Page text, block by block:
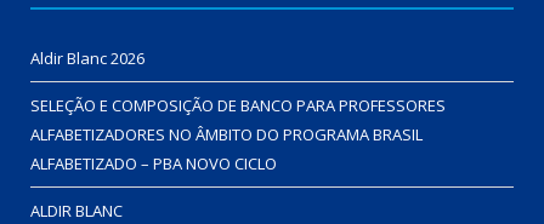
Aldir Blanc 2026
SELEÇÃO E COMPOSIÇÃO DE BANCO PARA PROFESSORES
ALFABETIZADORES NO ÂMBITO DO PROGRAMA BRASIL
ALFABETIZADO – PBA NOVO CICLO
ALDIR BLANC